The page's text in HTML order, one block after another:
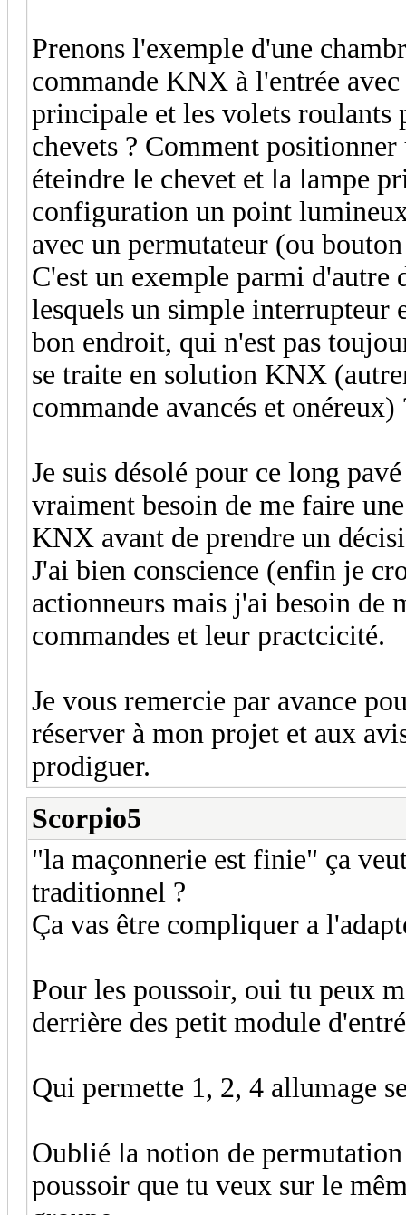
Prenons l'exemple d'une
commande KNX à l'entrée
principale et les volets roulants
chevets ? Comment
éteindre le chevet et la lampe
configuration un point
avec un permutateur (ou
C'est un exemple parmi
lesquels un simple interrupteur
bon endroit, qui n'est pas
se traite en solution KNX
commande avancés et onéreux)
Je suis désolé pour ce long
vraiment besoin de me faire
KNX avant de prendre un
J'ai bien conscience (enfin je
actionneurs mais j'ai besoin de
commandes et leur practcicité.
Je vous remercie par avance
réserver à mon projet et aux
prodiguer.
Scorpio5
"la maçonnerie est finie" ça
traditionnel ?
Ça vas être compliquer a
Pour les poussoir, oui tu peux
derrière des petit module
Qui permette 1, 2, 4 allumage
Oublié la notion de
poussoir que tu veux sur le